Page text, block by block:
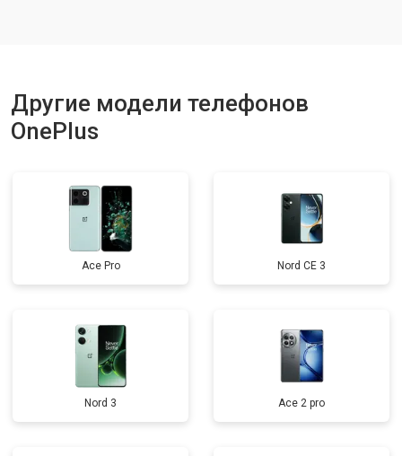
Другие модели телефонов
OnePlus
Ace Pro Nord CE 3
Nord 3 Ace 2 pro